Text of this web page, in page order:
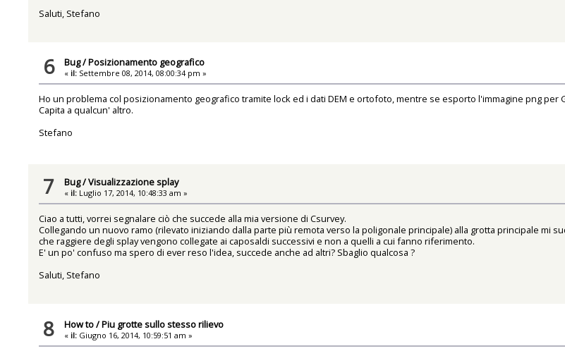
Saluti, Stefano
6 Bug/Posizionamento geografico
« il: Settembre 08, 2014, 08:00:34 pm »
Ho un problema col posizionamento geografico tramite lock ed i dati DEM e ortofoto, mentre se esporto l'immagine png
Capita a qualcun' altro.
Stefano
7 Bug/Visualizzazione splay
« il: Luglio 17, 2014, 10:48:33 am »
Ciao a tutti, vorrei segnalare ciò che succede alla mia versione di Csurvey.
Collegando un nuovo ramo (rilevato iniziando dalla parte più remota verso la poligonale principale) alla grotta principale mi
che raggiere degli splay vengono collegate ai caposaldi successivi e non a quelli a cui fanno riferimento.
E' un po' confuso ma spero di ever reso l'idea, succede anche ad altri? Sbaglio qualcosa ?
Saluti, Stefano
8 How to/Piu grotte sullo stesso rilievo
« il: Giugno 16, 2014, 10:59:51 am »